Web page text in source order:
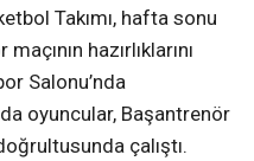
Takımı, hafta sonu
hazırlıklarını
Salonu’nda
oyuncular, Başantrenör
çalıştı.